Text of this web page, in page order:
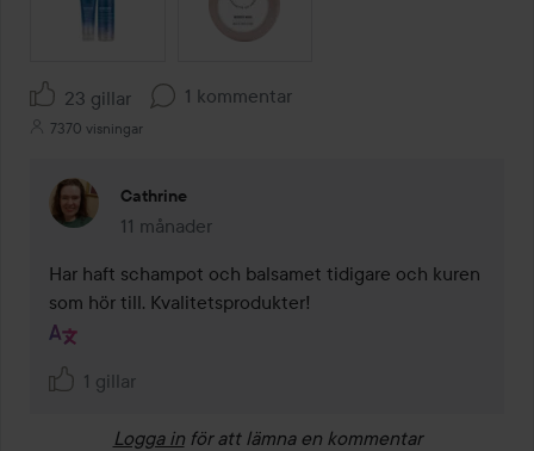
23 gillar 1 kommentar
7370 visningar
Cathrine
11 månader
Kommentaren lades 11 månader
Har haft schampot och balsamet tidigare och kuren
som hör till. Kvalitetsprodukter!
1 gillar
Logga in för att lämna en kommentar